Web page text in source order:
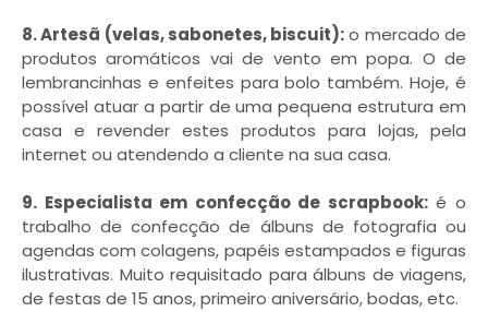
8. Artesã (velas, sabonetes, biscuit):o mercado de
produtos aromáticos vai de vento em popa. O de
lembrancinhas e enfeites para bolo também. Hoje, é
possível atuar a partir de uma pequena estrutura em
casa e revender estes produtos para lojas, pela
internet ou atendendo a cliente na sua casa.
9. Especialista em confecção de scrapbook:é o
trabalho de confecção de álbuns de fotografia ou
agendas com colagens, papéis estampados e figuras
ilustrativas. Muito requisitado para álbuns de viagens,
de festas de 15 anos, primeiro aniversário, bodas, etc.